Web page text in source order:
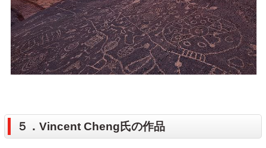
５．Vincent Cheng氏の作品